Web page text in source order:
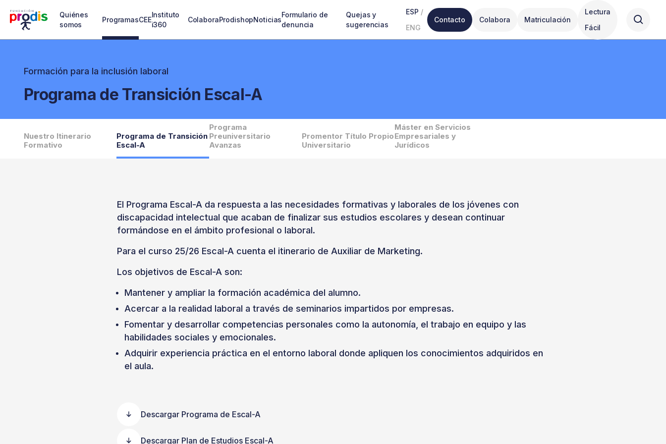
Quiénes
somos
ProgramasCEE
Instituto
i360
ColaboraProdishopNoticias
Formulario de
denuncia
Quejas y
sugerencias
ESP /
ENG
Contacto Colabora Matriculación
Lectura
Fácil
Formación para la inclusión laboral
Programa de Transición Escal-A
Nuestro Itinerario
Formativo
Programa de Transición
Escal-A
Programa
Preuniversitario
Avanzas
Promentor Título Propio
Universitario
Máster en Servicios
Empresariales y
Jurídicos
El Programa Escal-A da respuesta a las necesidades formativas y laborales de los jóvenes con
discapacidad intelectual que acaban de finalizar sus estudios escolares y desean continuar
formándose en el ámbito profesional o laboral.
Para el curso 25/26 Escal-A cuenta el itinerario de Auxiliar de Marketing.
Los objetivos de Escal-A son:
Mantener y ampliar la formación académica del alumno.
Acercar a la realidad laboral a través de seminarios impartidos por empresas.
Fomentar y desarrollar competencias personales como la autonomía, el trabajo en equipo y las
habilidades sociales y emocionales.
Adquirir experiencia práctica en el entorno laboral donde apliquen los conocimientos adquiridos en
el aula.
Descargar Programa de Escal-A
Descargar Plan de Estudios Escal-A